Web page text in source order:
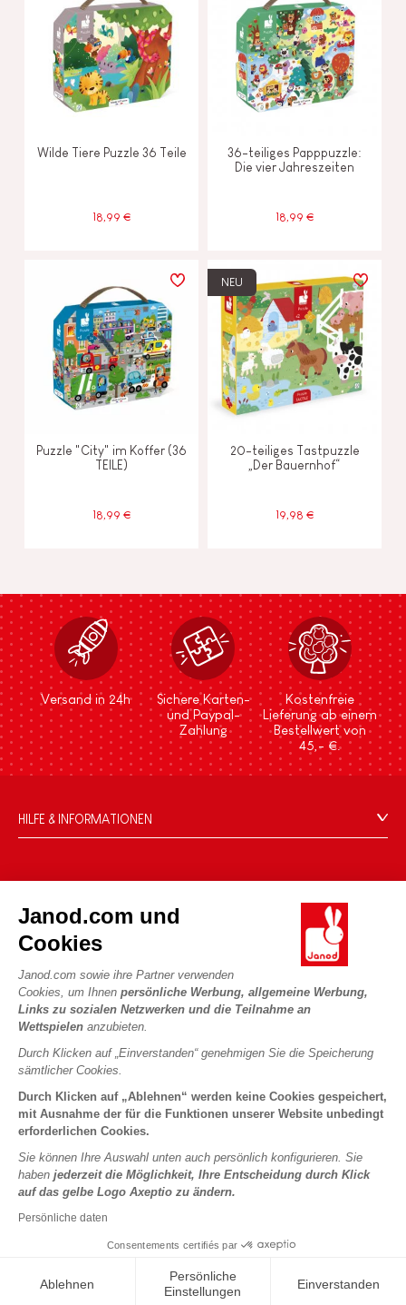
Janod.com und
Cookies
Janod.com sowie ihre Partner verwenden
Cookies, um Ihnen persönliche Werbung, allgemeine Werbung,
Links zu sozialen Netzwerken und die Teilnahme an
Wettspielen anzubieten.
Durch Klicken auf „Einverstanden“ genehmigen Sie die Speicherung
sämtlicher Cookies.
Durch Klicken auf „Ablehnen“ werden keine Cookies gespeichert,
mit Ausnahme der für die Funktionen unserer Website unbedingt
erforderlichen Cookies.
Sie können Ihre Auswahl unten auch persönlich konfigurieren. Sie
haben jederzeit die Möglichkeit, Ihre Entscheidung durch Klick
auf das gelbe Logo Axeptio zu ändern.
Persönliche daten
Consentements certifiés par
Ablehnen
Persönliche
Einstellungen
Einverstanden
Wilde Tiere Puzzle 36 Teile
18,99 €
36-teiliges Papppuzzle:
Die vier Jahreszeiten
18,99 €
Puzzle "City" im Koffer (36
TEILE)
18,99 €
NEU
20-teiliges Tastpuzzle
„Der Bauernhof“
19,98 €
Versand in 24h
Sichere Karten-
und Paypal-
Zahlung
Kostenfreie
Lieferung ab einem
Bestellwert von
45,- €.
HILFE & INFORMATIONEN
FAQ
Kontakt
Händler
Persönliche daten
Cookies
Nutzungsbedingungen #YesJanod
DIE WELT VON JANOD
Die Geschichte
Unsere Expertise
CSR-Verpflichtungen
Was ist FSC®?
UNSERE LEISTUNGEN
Sicheres Bezahlen
Lieferbedingungen
Spielregeln und Anleitungen
Lose Stücke
Kinderaktivitäten zum Download
PROFESSIONAL
Pressekontakte
Copyright © 2026 Janod - Alle Rechte vorbehalten -
Hinweise